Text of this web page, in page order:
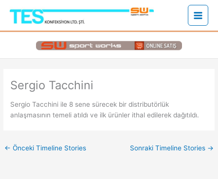
Sergio Tacchini
Sergio Tacchini ile 8 sene sürecek bir distributörlük
anlaşmasının temeli atıldı ve ilk ürünler ithal edilerek dağıtıldı.
← Önceki Timeline Stories Sonraki Timeline Stories →